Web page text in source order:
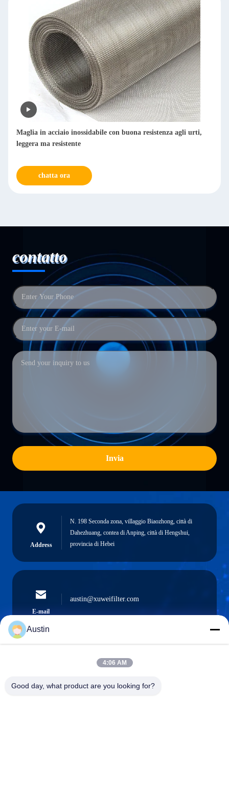
Filtri riutilizzabili in rete SS da 1-300 µm per metallurgia
chimica
chatta ora
contatto
Invia
Address
N. 198 Seconda zona, villaggio Biaozhong, città di
Dahezhuang, contea di Anping, città di Hengshui,
provincia di Hebei
E-mail
austin@xuweifilter.com
0086-19133486000
Austin
4:06 AM
Good day, what product are you looking for?